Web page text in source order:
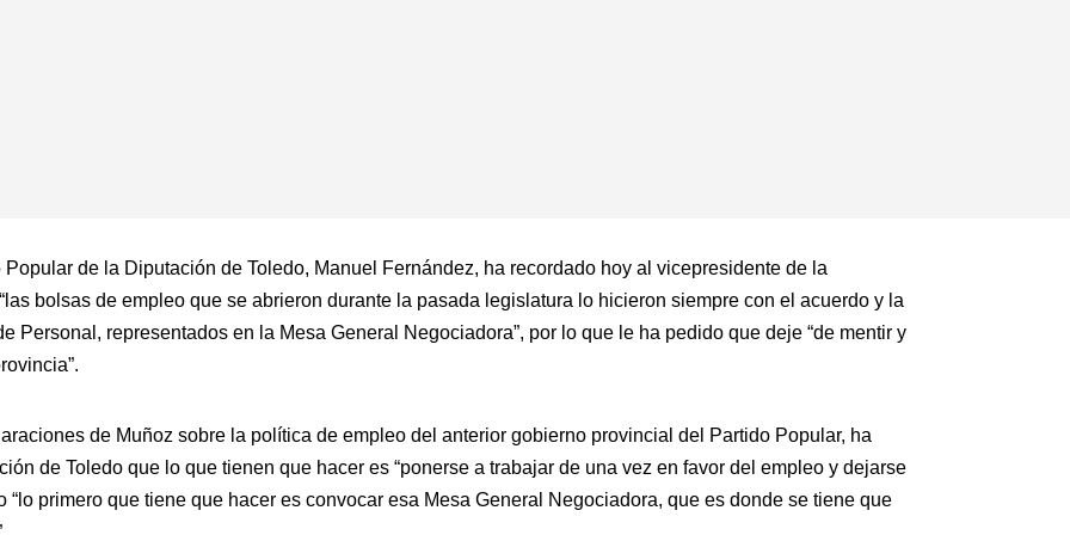
de la Diputación de Toledo, Manuel Fernández, ha recordado hoy al vicepresidente de la
bolsas de empleo que se abrieron durante la pasada legislatura lo hicieron siempre con el acuerdo y la
Personal, representados en la Mesa General Negociadora”, por lo que le ha pedido que deje “de mentir y
de Muñoz sobre la política de empleo del anterior gobierno provincial del Partido Popular, ha
de Toledo que lo que tienen que hacer es “ponerse a trabajar de una vez en favor del empleo y dejarse
“lo primero que tiene que hacer es convocar esa Mesa General Negociadora, que es donde se tiene que